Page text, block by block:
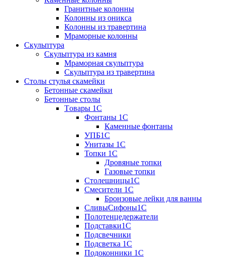
Гранитные колонны
Колонны из оникса
Колонны из травертина
Мраморные колонны
Скульптура
Скульптура из камня
Мраморная скульптура
Скульптура из травертина
Столы стулья скамейки
Бетонные скамейки
Бетонные столы
Tовары 1C
Фонтаны 1C
Каменные фонтаны
УПБ1С
Унитазы 1С
Топки 1С
Дровяные топки
Газовые топки
Столешницы1С
Смесители 1С
Бронзовые лейки для ванны
СливыСифоны1С
Полотенцедержатели
Подставки1С
Подсвечники
Подсветка 1С
Подоконники 1С